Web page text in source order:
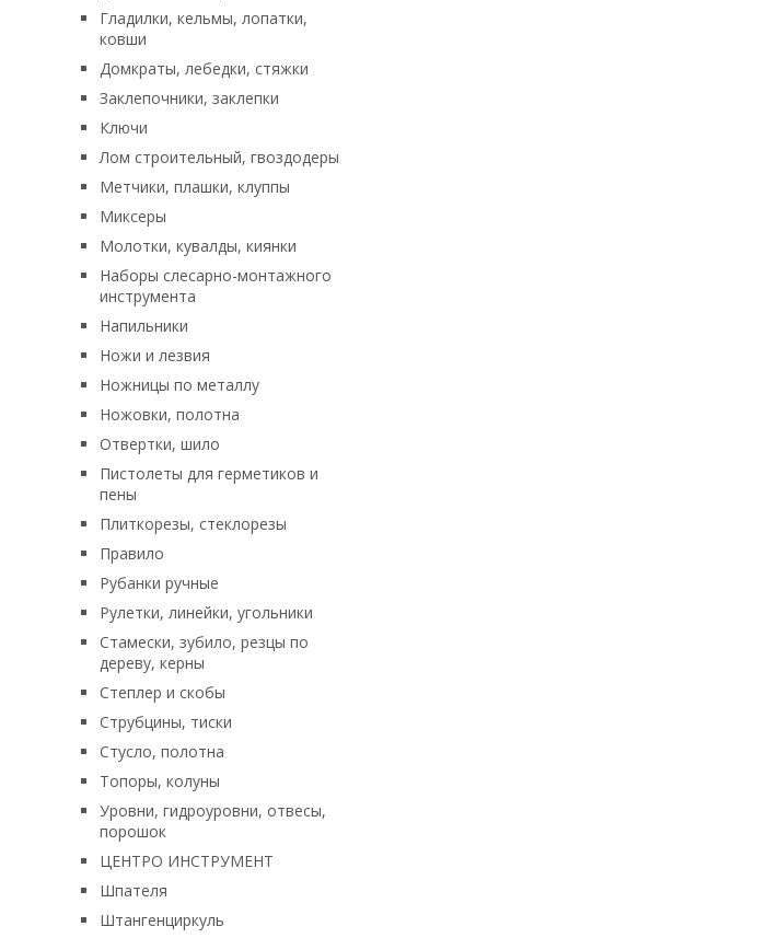
Гладилки, кельмы, лопатки,
ковши
Домкраты, лебедки, стяжки
Заклепочники, заклепки
Ключи
Лом строительный, гвоздодеры
Метчики, плашки, клуппы
Миксеры
Молотки, кувалды, киянки
Наборы слесарно-монтажного
инструмента
Напильники
Ножи и лезвия
Ножницы по металлу
Ножовки, полотна
Отвертки, шило
Пистолеты для герметиков и
пены
Плиткорезы, стеклорезы
Правило
Рубанки ручные
Рулетки, линейки, угольники
Стамески, зубило, резцы по
дереву, керны
Степлер и скобы
Струбцины, тиски
Стусло, полотна
Топоры, колуны
Уровни, гидроуровни, отвесы,
порошок
ЦЕНТРО ИНСТРУМЕНТ
Шпателя
Штангенциркуль